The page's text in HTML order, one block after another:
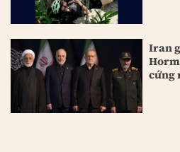
Iran
cứng